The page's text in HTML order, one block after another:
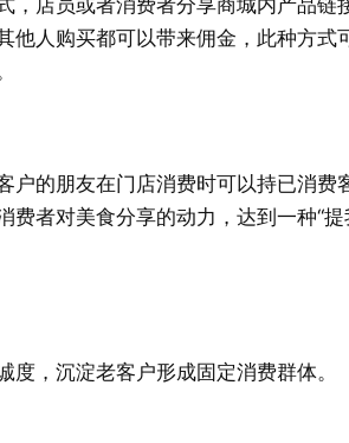
，店员或者消费者分享商城内产品链
他人购买都可以带来佣金，此种方式
户的朋友在门店消费时可以持已消费
费者对美食分享的动力，达到一种“提
，沉淀老客户形成固定消费群体。